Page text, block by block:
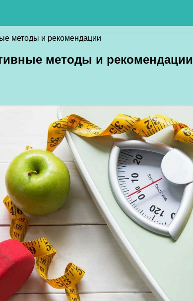
методы и рекомендации
методы и рекомендации